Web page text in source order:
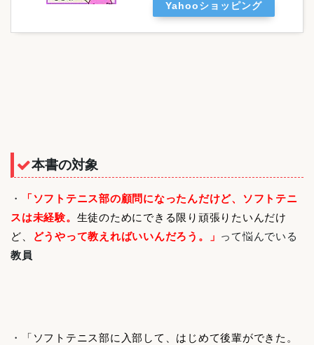
Yahooショッピング
本書の対象
・
「ソフトテニス部の顧問になったんだけど、ソフトテニ
スは未経験。 生徒のためにできる限り頑張りたいんだけ
ど、
どうやって教えればいいんだろう。」 って悩んでいる
教員
・
「ソフトテニス部に入部して、はじめて後輩ができた。